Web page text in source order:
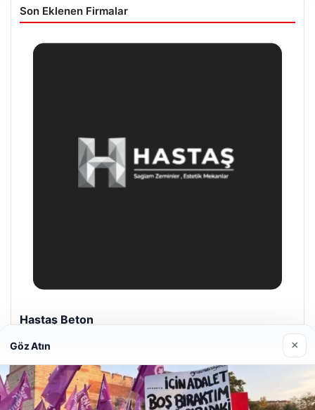
Son Eklenen Firmalar
Enes Kaplan Avukatlık Bürosu
Göz Atın ×